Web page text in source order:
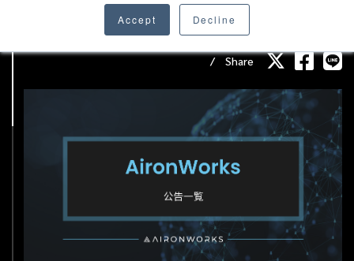
Accept Decline
2021/08/02
Share